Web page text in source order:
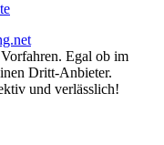
Egal ob im
Dritt-Anbieter.
und verlässlich!